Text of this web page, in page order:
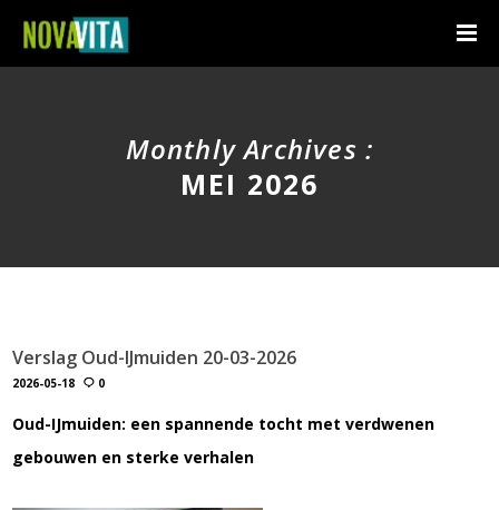
Monthly Archives :
MEI 2026
Verslag Oud-IJmuiden 20-03-2026
2026-05-18 0
Oud-IJmuiden: een spannende tocht met verdwenen
gebouwen en sterke verhalen